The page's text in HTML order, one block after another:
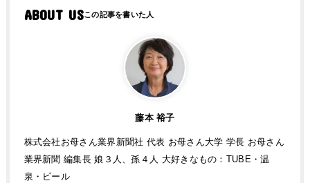
ABOUT US
藤本 裕子
株式会社お母さん業界新聞社 代表 お母さん大学 学長 お母さん
業界新聞 編集長 娘３人、孫４人 大好きなもの：TUBE・温
泉・ビール